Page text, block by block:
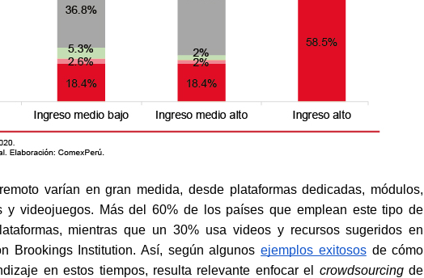
varían en gran medida, desde plataformas dedicadas, módulos,
y videojuegos. Más del 60% de los países que emplean este tipo de
mientras que un 30% usa videos y recursos sugeridos en
Brookings Institution. Así, según algunos ejemplos exitosos de cómo
en estos tiempos, resulta relevante enfocar el crowdsourcing de